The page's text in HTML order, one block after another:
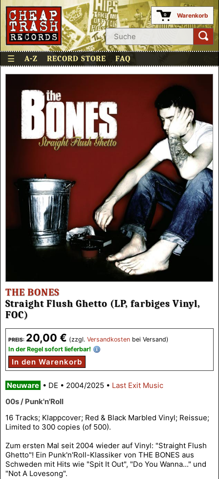
0 Warenkorb
☰ A-Z RECORD STORE FAQ
PREIS: 20,00 € (zzgl. Versandkosten bei Versand)
In der Regel sofort lieferbar!
In den Warenkorb
THE BONES
Straight Flush Ghetto (LP, farbiges Vinyl,
FOC)
Neuware • DE • 2004/2025 • Last Exit Music
00s / Punk'n'Roll
16 Tracks; Klappcover; Red & Black Marbled Vinyl; Reissue;
Limited to 300 copies (of 500).
Zum ersten Mal seit 2004 wieder auf Vinyl: "Straight Flush
Ghetto"! Ein Punk'n'Roll-Klassiker von THE BONES aus
Schweden mit Hits wie "Spit It Out", "Do You Wanna..." und
"Not A Lovesong".